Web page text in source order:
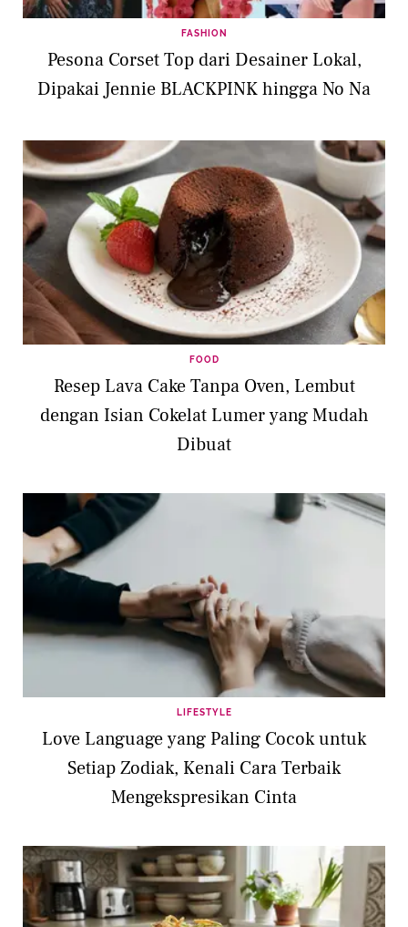
FASHION
Pesona Corset Top dari Desainer Lokal,
Dipakai Jennie BLACKPINK hingga No Na
FOOD
Resep Lava Cake Tanpa Oven, Lembut
dengan Isian Cokelat Lumer yang Mudah
Dibuat
LIFESTYLE
Love Language yang Paling Cocok untuk
Setiap Zodiak, Kenali Cara Terbaik
Mengekspresikan Cinta